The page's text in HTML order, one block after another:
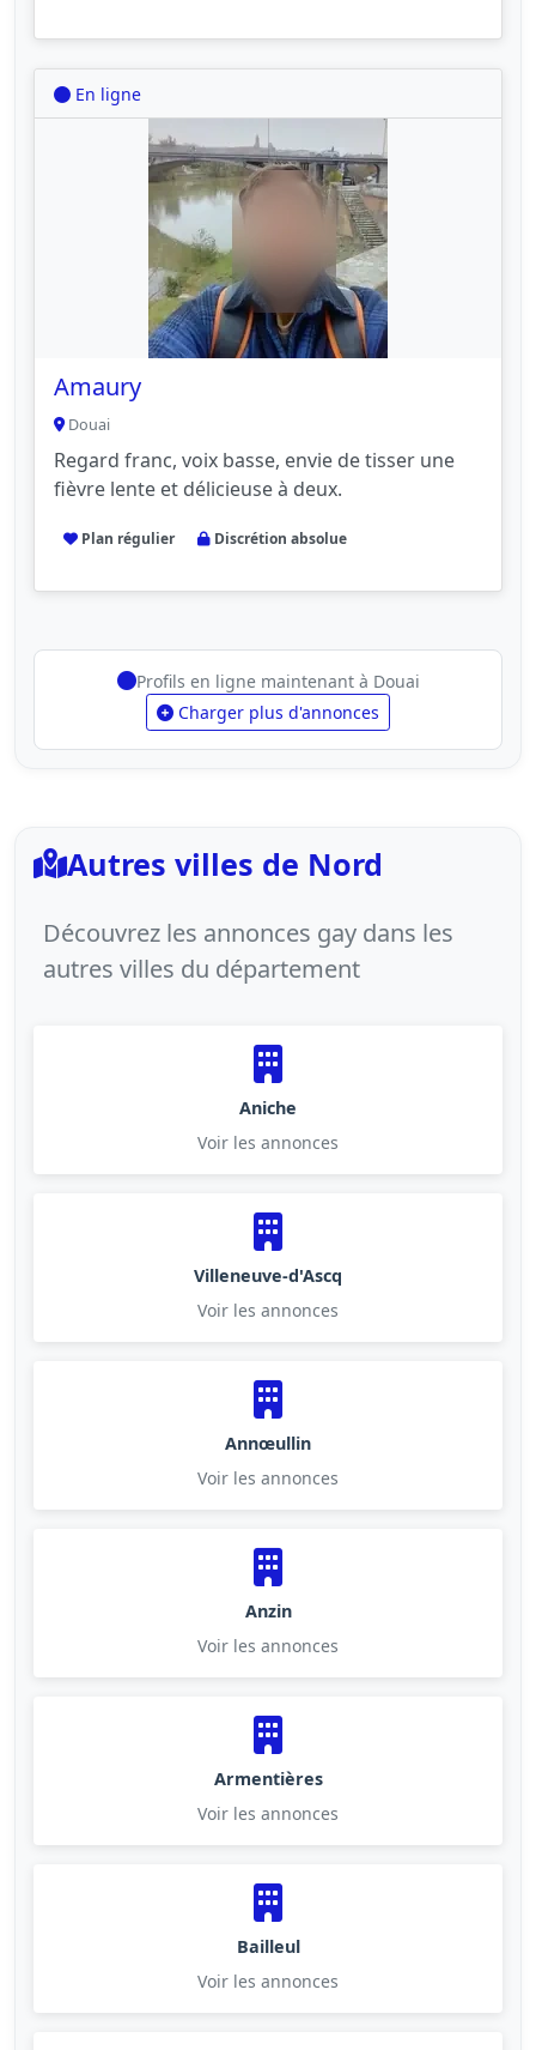
En ligne
Amaury
Douai
Regard franc, voix basse, envie de tisser une
fièvre lente et délicieuse à deux.
Plan régulier Discrétion absolue
Profils en ligne maintenant à Douai
Charger plus d'annonces
Autres villes de Nord
Découvrez les annonces gay dans les
autres villes du département
Aniche
Voir les annonces
Villeneuve-d'Ascq
Voir les annonces
Annœullin
Voir les annonces
Anzin
Voir les annonces
Armentières
Voir les annonces
Bailleul
Voir les annonces